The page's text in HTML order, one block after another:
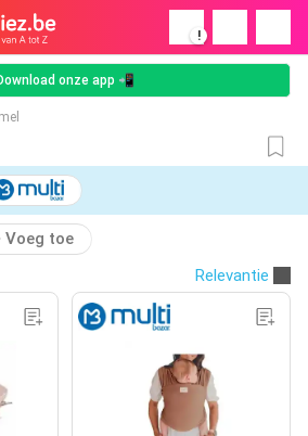
!
onze app 📲
Voeg toe
Relevantie